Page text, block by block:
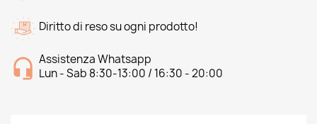
Diritto di reso su ogni prodotto!
Assistenza Whatsapp
Lun - Sab 8:30-13:00 / 16:30 - 20:00